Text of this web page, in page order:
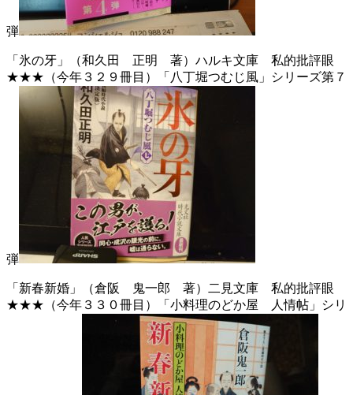
弾
「氷の牙」（和久田 正明 著）ハルキ文庫 私的批評眼
★★★（今年３２９冊目）「八丁堀つむじ風」シリーズ第７
弾
「新春新婚」（倉阪 鬼一郎 著）二見文庫 私的批評眼
★★★（今年３３０冊目）「小料理のどか屋 人情帖」シリ